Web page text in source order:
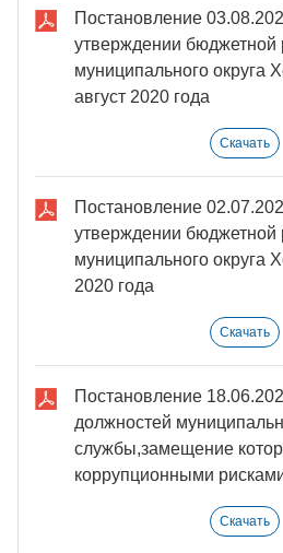
Постановление
утверждении бюджетной
муниципального округа
август 2020 года
Скачать
Постановление
утверждении бюджетной
муниципального округа
2020 года
Скачать
Постановление
должностей
службы,замещение
коррупционными
Скачать